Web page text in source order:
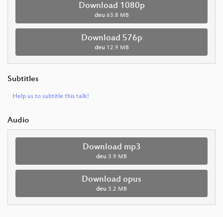
Download 1080p
deu 63.8 MB
Download 576p
deu 12.9 MB
Subtitles
Help us to subtitle this talk!
Audio
Download mp3
deu 3.9 MB
Download opus
deu 3.2 MB